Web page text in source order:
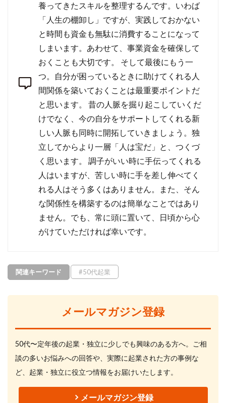
養ってきたスキルを整理するんです。いわば
「人生の棚卸し」ですが、実践しておかない
と時間も資金も無駄に消費することになって
しまいます。あわせて、事業資金を確保して
おくことも大切です。 そして最後にもう一
つ。自分が困っているときに助けてくれる人
間関係を築いておくことは最重要ポイントだ
と思います。 昔の人脈を掘り起こしていくだ
けでなく、今の自分をサポートしてくれる新
しい人脈も同時に開拓していきましょう。独
立してからより一層「人は宝だ」と、つくづ
く思います。 調子がいい時に手伝ってくれる
人はいますが、苦しい時に手を差し伸べてく
れる人はそう多くはありません。また、そん
な関係性を構築するのは簡単なことではあり
ません。でも、常に頭に置いて、日頃から心
がけていただければ幸いです。
関連キーワード #50代起業
メールマガジン登録
50代〜定年後の起業・独立に少しでも興味のある方へ。ご相
談の多いお悩みへの回答や、実際に起業された方の事例な
ど、起業・独立に役立つ情報をお届けいたします。
メールマガジン登録